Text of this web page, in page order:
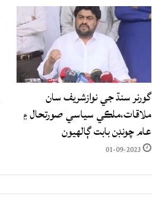
گورنر سنڌ جي نوازشريف سان
ملاقات،ملڪي سياسي صورتحال ۽
عام چونڊن بابت ڳالهيون
01-09-2023